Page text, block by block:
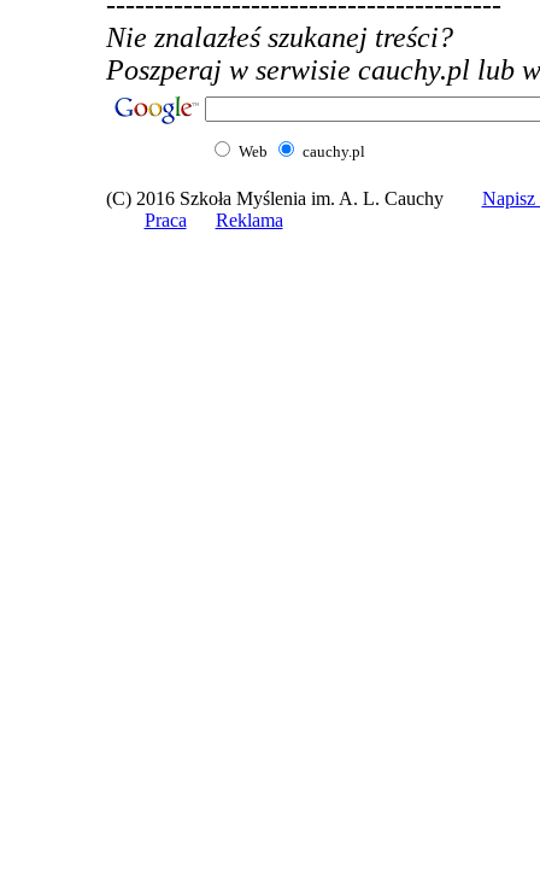
Nie znalazłeś szukanej treści?
Poszperaj w serwisie cauchy.pl lub
Web cauchy.pl
(C) 2016 Szkoła Myślenia im. A. L. Cauchy
Praca
Reklama